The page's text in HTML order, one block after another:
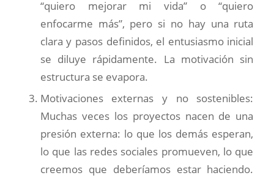
“quiero mejorar mi vida” o “quiero
enfocarme más”, pero si no hay una ruta
clara y pasos definidos, el entusiasmo inicial
se diluye rápidamente. La motivación sin
estructura se evapora.
Motivaciones externas y no sostenibles:
Muchas veces los proyectos nacen de una
presión externa: lo que los demás esperan,
lo que las redes sociales promueven, lo que
creemos que deberíamos estar haciendo.